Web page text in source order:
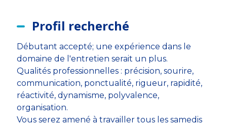
Profil recherché
Débutant accepté; une expérience dans le
domaine de l'entretien serait un plus.
Qualités professionnelles : précision, sourire,
communication, ponctualité, rigueur, rapidité,
réactivité, dynamisme, polyvalence,
organisation.
Vous serez amené à travailler tous les samedis